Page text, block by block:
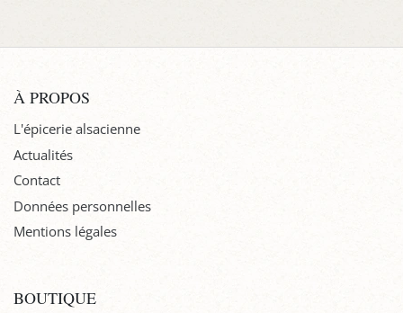
À PROPOS
L'épicerie alsacienne
Actualités
Contact
Données personnelles
Mentions légales
BOUTIQUE